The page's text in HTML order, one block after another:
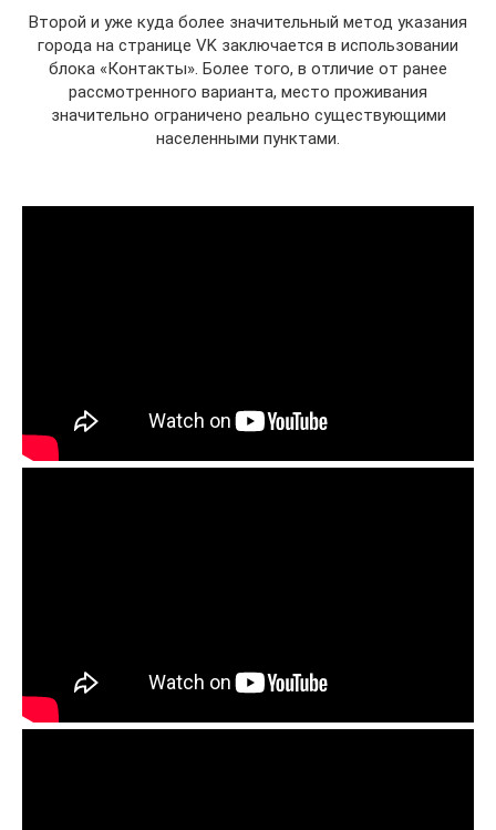
Второй и уже куда более значительный метод указания
города на странице VK заключается в использовании
блока «Контакты». Более того, в отличие от ранее
рассмотренного варианта, место проживания
значительно ограничено реально существующими
населенными пунктами.